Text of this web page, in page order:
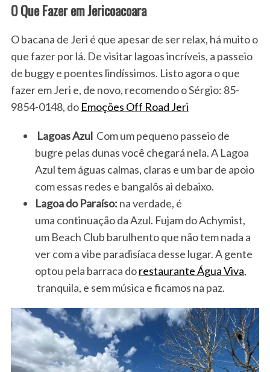
O Que Fazer em Jericoacoara
O bacana de Jeri é que apesar de ser relax, há muito o
que fazer por lá. De visitar lagoas incríveis, a passeio
de buggy e poentes lindíssimos. Listo agora o que
fazer em Jeri e, de novo, recomendo o Sérgio: 85-
9854-0148, do Emoções Off Road Jeri
Lagoas Azul Com um pequeno passeio de
bugre pelas dunas você chegará nela. A Lagoa
Azul tem águas calmas, claras e um bar de apoio
com essas redes e bangalôs ai debaixo.
Lagoa do Paraíso: na verdade, é
uma continuação da Azul. Fujam do Achymist,
um Beach Club barulhento que não tem nada a
ver com a vibe paradisíaca desse lugar. A gente
optou pela barraca dorestaurante Água Viva,
tranquila, e sem música e ficamos na paz.